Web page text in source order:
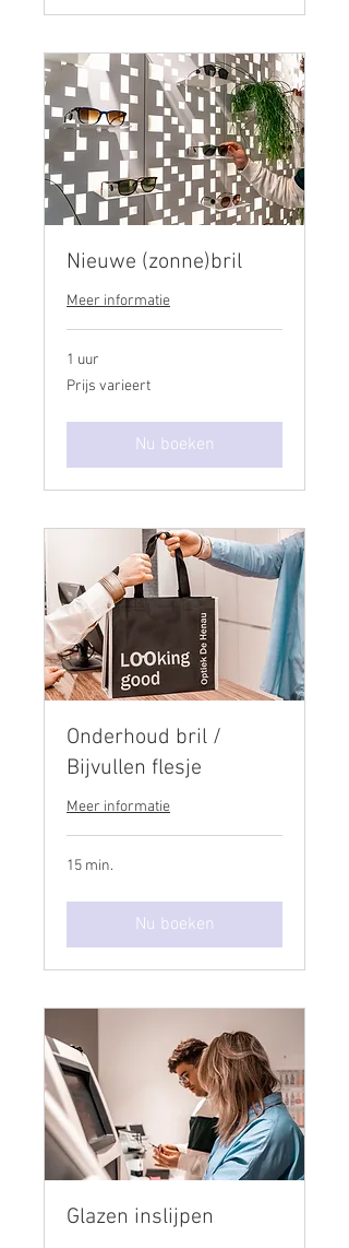
Nieuwe (zonne)bril
Meer informatie
1 uur
Prijs
varieert
Prijs varieert
Nu boeken
Onderhoud bril /
Bijvullen flesje
Meer informatie
15 min.
Nu boeken
Glazen inslijpen